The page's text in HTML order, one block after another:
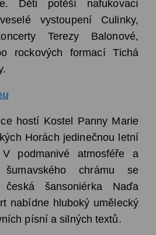
Děti potěší nafukovací
vystoupení Culinky,
Terezy Balonové,
rockových formací Tichá
hostí Kostel Panny Marie
Horách jedinečnou letní
podmanivé atmosféře a
chrámu se
šansoniérka Naďa
nabídne hluboký umělecký
písní a silných textů.